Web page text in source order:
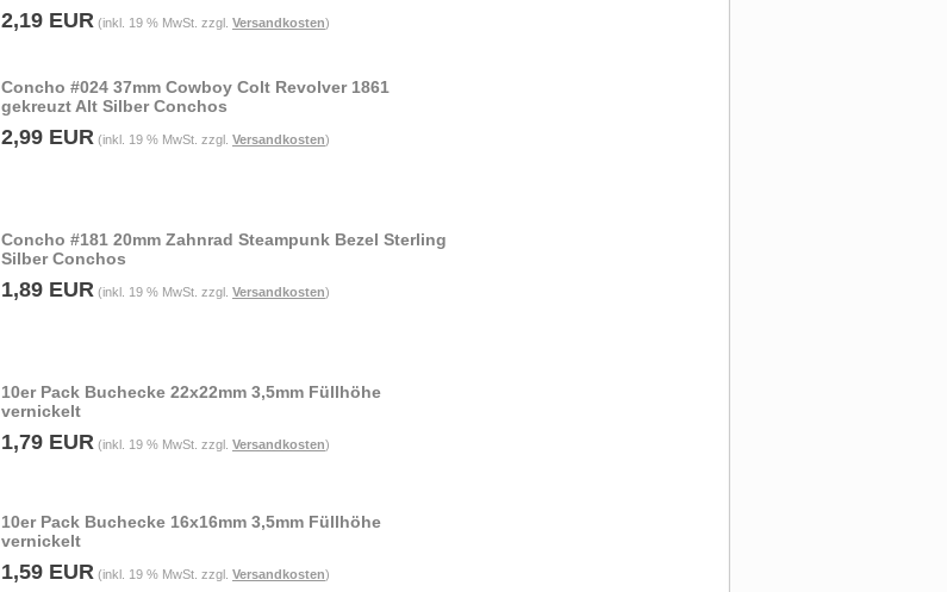
2,19 EUR (inkl. 19 % MwSt. zzgl. Versandkosten)
Concho #024 37mm Cowboy Colt Revolver 1861
gekreuzt Alt Silber Conchos
2,99 EUR (inkl. 19 % MwSt. zzgl. Versandkosten)
Concho #181 20mm Zahnrad Steampunk Bezel Sterling
Silber Conchos
1,89 EUR (inkl. 19 % MwSt. zzgl. Versandkosten)
10er Pack Buchecke 22x22mm 3,5mm Füllhöhe
vernickelt
1,79 EUR (inkl. 19 % MwSt. zzgl. Versandkosten)
10er Pack Buchecke 16x16mm 3,5mm Füllhöhe
vernickelt
1,59 EUR (inkl. 19 % MwSt. zzgl. Versandkosten)